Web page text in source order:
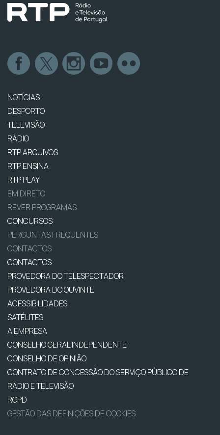
NOTÍCIAS
DESPORTO
TELEVISÃO
RÁDIO
RTP ARQUIVOS
RTP ENSINA
RTP PLAY
EM DIRETO
REVER PROGRAMAS
CONCURSOS
PERGUNTAS FREQUENTES
CONTACTOS
CONTACTOS
PROVEDORA DO TELESPECTADOR
PROVEDORA DO OUVINTE
ACESSIBILIDADES
SATÉLITES
A EMPRESA
CONSELHO GERAL INDEPENDENTE
CONSELHO DE OPINIÃO
CONTRATO DE CONCESSÃO DO SERVIÇO PÚBLICO DE
RÁDIO E TELEVISÃO
RGPD
GESTÃO DAS DEFINIÇÕES DE COOKIES